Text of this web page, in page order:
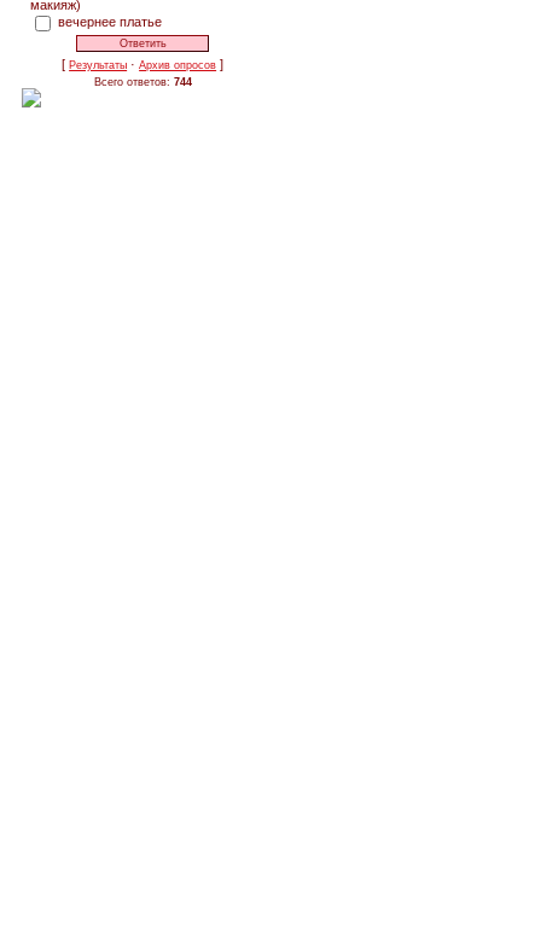
макияж)
вечернее платье
[Результаты ·Архив опросов ]
Всего ответов: 744